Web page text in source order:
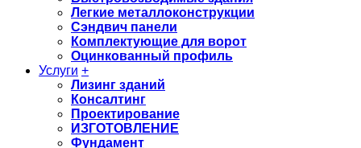
Легкие металлоконструкции
Сэндвич панели
Комплектующие для ворот
Оцинкованный профиль
Услуги +
Лизинг зданий
Консалтинг
Проектирование
ИЗГОТОВЛЕНИЕ
Фундамент